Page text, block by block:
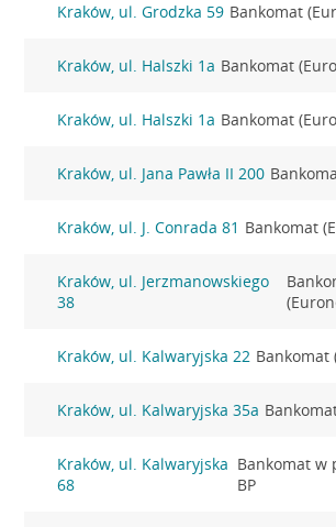
Kraków, ul. Grodzka 59 Bankomat
Kraków, ul. Halszki 1a Bankomat
Kraków, ul. Halszki 1a Bankomat
Kraków, ul. Jana Pawła II 200
Kraków, ul. J. Conrada 81 Bankomat
Kraków, ul. Jerzmanowskiego
38
Kraków, ul. Kalwaryjska 22 Bankomat
Kraków, ul. Kalwaryjska 35a
Kraków, ul. Kalwaryjska
68
Bankomat w
BP